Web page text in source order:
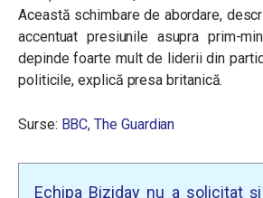
Această schimbare de abordare,
accentuat presiunile asupra prim-
depinde foarte mult de liderii din
politicile, explică presa britanică.
Surse: BBC, The Guardian
Echipa Biziday nu a solicitat